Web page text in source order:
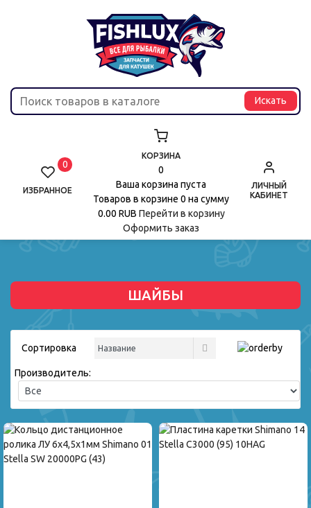
ИЗБРАННОЕ
0
КОРЗИНА
0
Ваша корзина пуста
Товаров в корзине 0 на сумму
0.00 RUB Перейти в корзину
Оформить заказ
ЛИЧНЫЙ
КАБИНЕТ
ШАЙБЫ
Сортировка
Производитель: